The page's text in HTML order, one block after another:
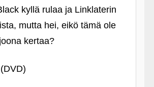
kyllä rulaa ja Linklaterin
mutta hei, eikö tämä ole
kertaa?
(DVD)